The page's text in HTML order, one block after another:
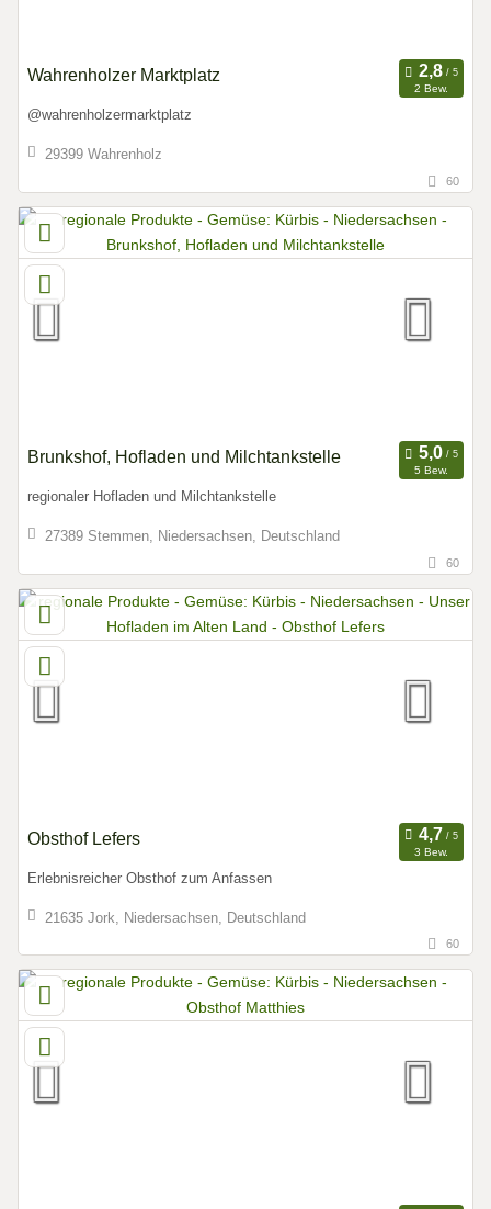
Wahrenholzer Marktplatz
2 Bew.
@wahrenholzermarktplatz
29399 Wahrenholz
60
Brunkshof, Hofladen und Milchtankstelle
5 Bew.
regionaler Hofladen und Milchtankstelle
27389 Stemmen, Niedersachsen, Deutschland
60
Obsthof Lefers
3 Bew.
Erlebnisreicher Obsthof zum Anfassen
21635 Jork, Niedersachsen, Deutschland
60